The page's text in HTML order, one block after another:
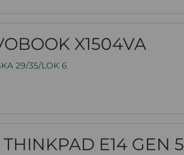
X1504VA
29/35/LOK 6
E14 GEN 5